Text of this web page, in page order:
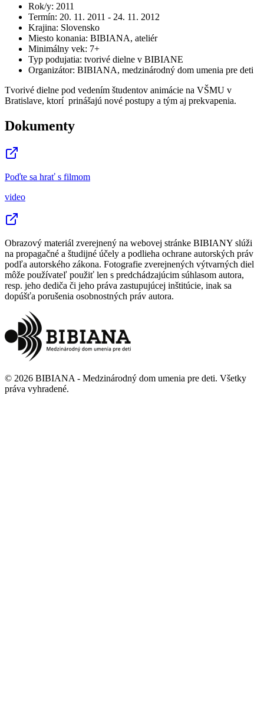
Rok/y: 2011
Termín: 20. 11. 2011 - 24. 11. 2012
Krajina: Slovensko
Miesto konania: BIBIANA, ateliér
Minimálny vek: 7+
Typ podujatia: tvorivé dielne v BIBIANE
Organizátor: BIBIANA, medzinárodný dom umenia pre deti
Tvorivé dielne pod vedením študentov animácie na VŠMU v
Bratislave, ktorí prinášajú nové postupy a tým aj prekvapenia.
Dokumenty
Poďte sa hrať s filmom
video
Obrazový materiál zverejnený na webovej stránke BIBIANY slúži
na propagačné a študijné účely a podlieha ochrane autorských práv
podľa autorského zákona. Fotografie zverejnených výtvarných diel
môže používateľ použiť len s predchádzajúcim súhlasom autora,
resp. jeho dediča či jeho práva zastupujúcej inštitúcie, inak sa
dopúšťa porušenia osobnostných práv autora.
© 2026 BIBIANA - Medzinárodný dom umenia pre deti. Všetky
práva vyhradené.